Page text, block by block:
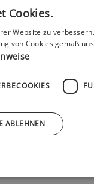
Produktty
p:
Farbe:
(mit
Cookies.
Website zu
von Cookies gemäß
ABLEHNEN